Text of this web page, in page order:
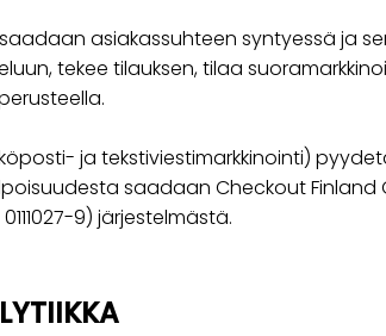
asiakassuhteen syntyessä ja
tekee tilauksen, tilaa
ja tekstiviestimarkkinointi)
saadaan Checkout Finland
9) järjestelmästä.